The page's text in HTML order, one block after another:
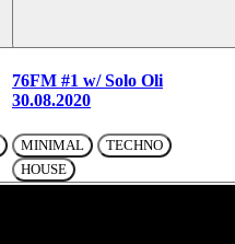
76FM #1 w/ Solo Oli
30.08.2020
MINIMAL
TECHNO
HOUSE